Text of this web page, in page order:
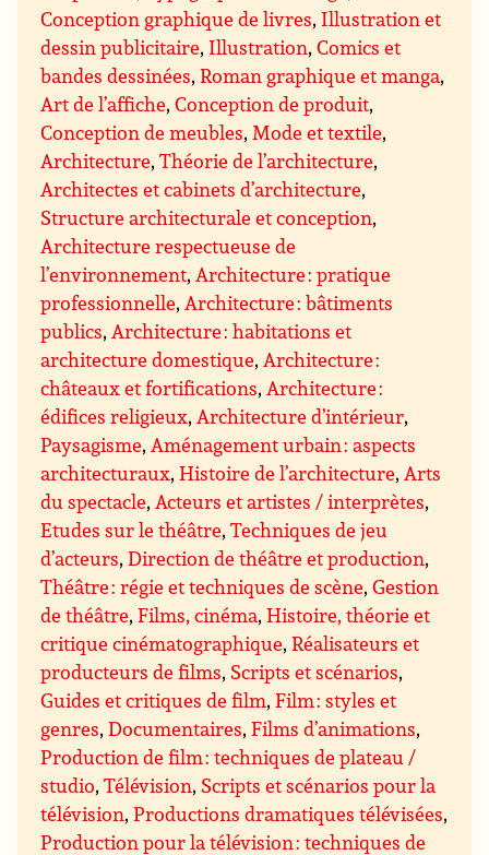
Conception graphique de livres, Illustration et
dessin publicitaire, Illustration,Comics et
bandes dessinées,Roman graphique et manga,
Art de l’affiche,Conception de produit,
Conception de meubles,Mode et textile,
Architecture,Théorie de l’architecture,
Architectes et cabinets d’architecture,
Structure architecturale et conception,
Architecture respectueuse de
l’environnement,Architecture : pratique
professionnelle,Architecture : bâtiments
publics,Architecture : habitations et
architecture domestique,Architecture :
châteaux et fortifications,Architecture :
édifices religieux,Architecture d’intérieur,
Paysagisme,Aménagement urbain : aspects
architecturaux,Histoire de l’architecture,Arts
du spectacle,Acteurs et artistes / interprètes,
Etudes sur le théâtre,Techniques de jeu
d’acteurs,Direction de théâtre et production,
Théâtre : régie et techniques de scène,Gestion
de théâtre,Films, cinéma,Histoire, théorie et
critique cinématographique,Réalisateurs et
producteurs de films, Scripts et scénarios,
Guides et critiques de film,Film : styles et
genres,Documentaires,Films d’animations,
Production de film : techniques de plateau /
studio,Télévision, Scripts et scénarios pour la
télévision,Productions dramatiques télévisées,
Production pour la télévision : techniques de